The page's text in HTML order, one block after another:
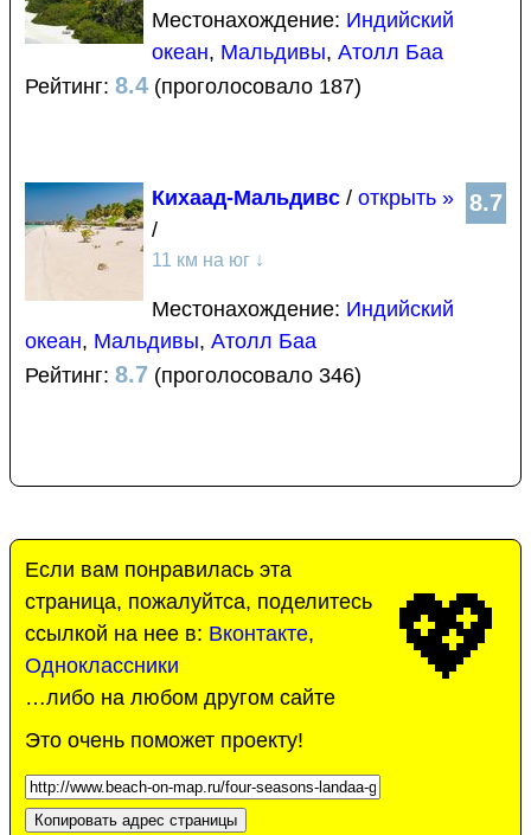
Местонахождение: Индийский
океан, Мальдивы, Атолл Баа
Рейтинг: 8.4 (проголосовало 187)
8.7
Кихаад-Мальдивс / открыть »
/
11 км на юг ↓
Местонахождение: Индийский
океан, Мальдивы, Атолл Баа
Рейтинг: 8.7 (проголосовало 346)
💖
Если вам понравилась эта
страница, пожалуйтса, поделитесь
ссылкой на нее в: Вконтакте,
Одноклассники
…либо на любом другом сайте
Это очень поможет проекту!
Копировать адрес страницы